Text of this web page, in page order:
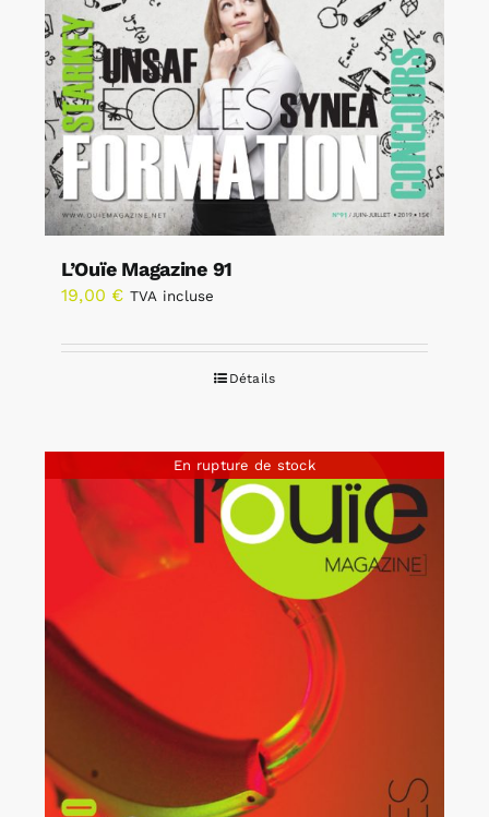
L’Ouïe Magazine 91
19,00 € TVA incluse
Détails
En rupture de stock